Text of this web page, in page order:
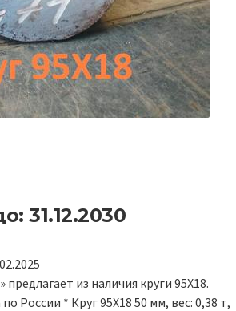
31.12.2030
из наличия круги 95Х18.
России * Круг 95Х18 50 мм, вес: 0,38 т,